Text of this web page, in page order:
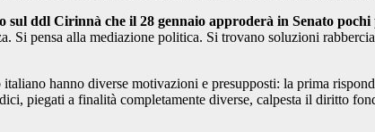
sul ddl Cirinnà che il 28 gennaio approderà in Senato
Si pensa alla mediazione politica. Si trovano soluzioni
hanno diverse motivazioni e presupposti: la prima
piegati a finalità completamente diverse, calpesta il diritto